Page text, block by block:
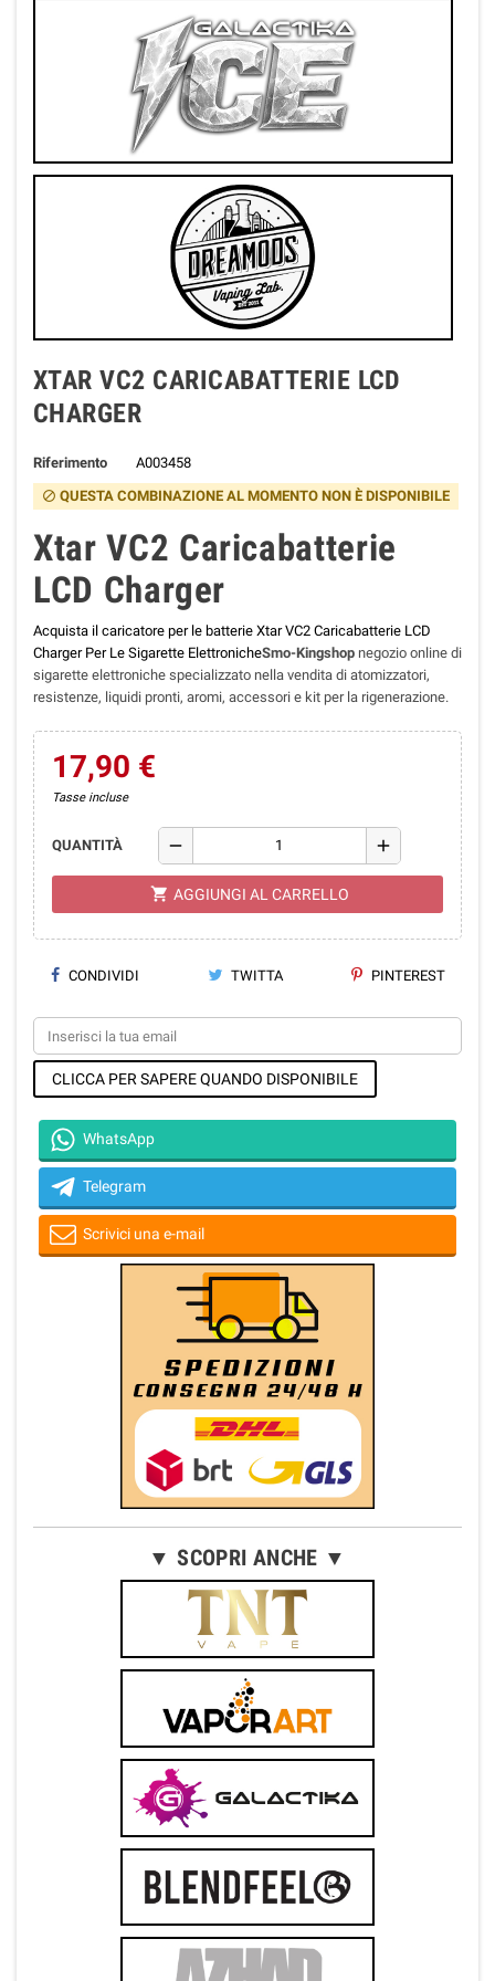
XTAR VC2 CARICABATTERIE LCD
CHARGER
Riferimento A003458
block QUESTA COMBINAZIONE AL MOMENTO NON È DISPONIBILE
Xtar VC2 Caricabatterie
LCD Charger
Acquista il caricatore per le batterie Xtar VC2 Caricabatterie LCD
Charger Per Le Sigarette ElettronicheSmo-Kingshop negozio online di
sigarette elettroniche specializzato nella vendita di atomizzatori,
resistenze, liquidi pronti, aromi, accessori e kit per la rigenerazione.
17,90 €
Tasse incluse
QUANTITÀ remove add
shopping_cart AGGIUNGI AL CARRELLO
CONDIVIDI TWITTA PINTEREST
CLICCA PER SAPERE QUANDO DISPONIBILE
WhatsApp
Telegram
Scrivici una e-mail
▼ SCOPRI ANCHE ▼